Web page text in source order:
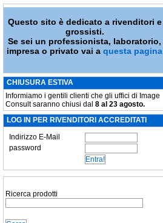
Questo sito è dedicato a rivenditori e
grossisti.
Se sei un professionista, laboratorio,
impresa o privato vai aquesta pagina
CHIUSURA ESTIVA
Informiamo i gentili clienti che gli uffici di Image
Consult saranno chiusi dal 8 al 23 agosto.
LOG IN PER RIVENDITORI ACCREDITATI
Indirizzo E-Mail
password
Ricerca prodotti